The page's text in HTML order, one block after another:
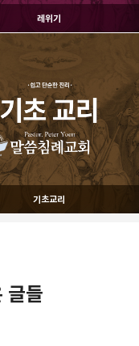
레위기
기초교리
글들